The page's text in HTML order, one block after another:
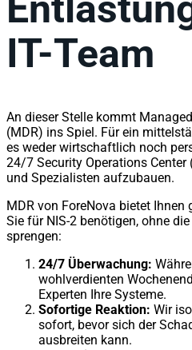
IT-Team
An dieser Stelle kommt
(MDR) ins Spiel. Für ein
es weder wirtschaftlich noch
24/7 Security Operations
und Spezialisten aufzubauen.
MDR von ForeNova bietet Ihnen
Sie für NIS-2 benötigen, ohne
sprengen:
24/7 Überwachung:
wohlverdienten
Experten Ihre Systeme.
Sofortige Reaktion: Wir
sofort, bevor sich der
ausbreiten kann.